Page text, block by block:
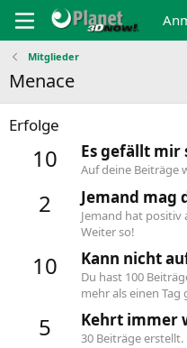
Mitglieder
Menace
Erfolge
10 Es gefällt mir
Auf deine Beiträge
2 Jemand mag
Jemand hat positiv
Weiter so!
10 Kann nicht
Du hast 100
mehr als einen Tag
5 Kehrt immer
30 Beiträge